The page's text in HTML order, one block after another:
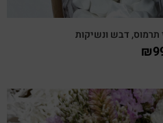
תרמוס, דבש ונשיקות
₪